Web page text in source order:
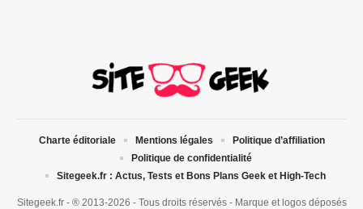
Sitegeek.fr - ® 2013-2026 - Tous droits réservés - Marque et logos déposés
Charte éditoriale Mentions légales
Politique d’affiliation
Politique de confidentialité
Sitegeek.fr : Actus, Tests et Bons Plans Geek et High-Tech